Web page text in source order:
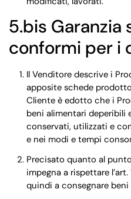
5.bis Garanzia
conformi per i
Il Venditore descrive i
apposite schede
Cliente è edotto che i
beni alimentari deperibili
conservati, utilizzati e
e nei modi e tempi
Precisato quanto al
impegna a rispettare
quindi a consegnare